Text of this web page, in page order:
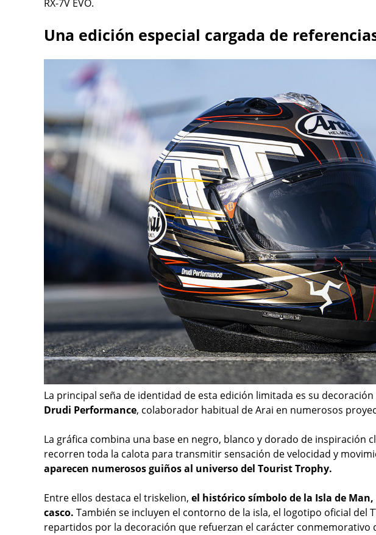
RX-7V EVO.
Una edición especial cargada de
La principal seña de identidad de esta edición limitada es su decoración
Drudi Performance, colaborador habitual de Arai en numerosos
La gráfica combina una base en negro, blanco y dorado de inspiración
recorren toda la calota para transmitir sensación de velocidad y
aparecen numerosos guiños al universo del Tourist Trophy.
Entre ellos destaca el triskelion, el histórico símbolo de la Isla de
casco. También se incluyen el contorno de la isla, el logotipo oficial del
repartidos por la decoración que refuerzan el carácter conmemorativo